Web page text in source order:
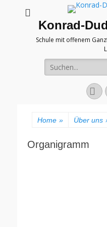
Konrad-
Schule mit offenem
Suche
nach:
E-
Home » Über uns
Organigramm